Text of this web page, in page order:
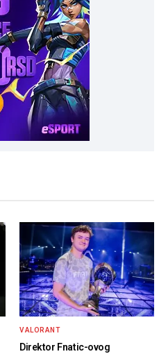
VALORANT
Direktor Fnatic-ovog